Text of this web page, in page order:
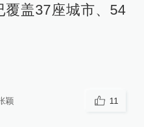
覆盖37座城市、54
颖 11